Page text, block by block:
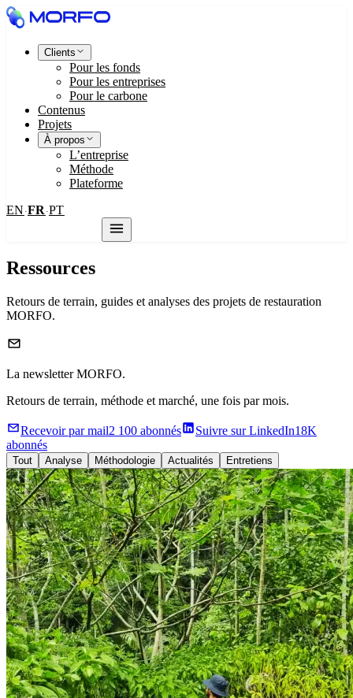
Clients
Pour les fonds
Pour les entreprises
Pour le carbone
Contenus
Projets
À propos
L’entreprise
Méthode
Plateforme
EN ·FR ·PT
Ressources
Retours de terrain, guides et analyses des projets de restauration
MORFO.
La newsletter MORFO.
Retours de terrain, méthode et marché, une fois par mois.
Recevoir par mail2 100 abonnés Suivre sur LinkedIn18K
abonnés
Tout Analyse Méthodologie Actualités Entretiens